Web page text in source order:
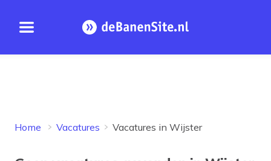
Open menu Homepage
Home Vacatures Vacatures in Wijster